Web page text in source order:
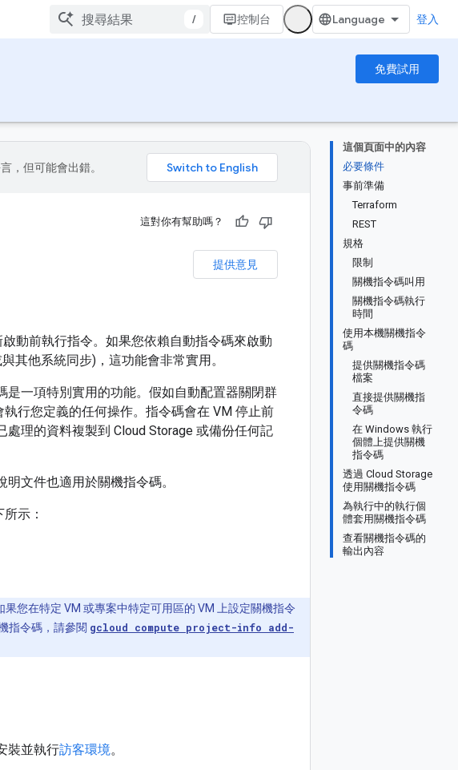
/ 控制台 登入
免費試用
這個頁面中的內容
必要條件
事前準備
Terraform
REST
規格
限制
關機指令碼叫用
關機指令碼執行
時間
使用本機關機指令
碼
提供關機指令碼
檔案
直接提供關機指
令碼
在 Windows 執行
個體上提供關機
指令碼
透過 Cloud Storage
使用關機指令碼
為執行中的執行個
體套用關機指令碼
查看關機指令碼的
輸出內容
，但可能會出錯。
這對你有幫助嗎？
提供意見
動前執行指令。如果您依賴自動指令碼來啟動
其他系統同步)，這功能會非常實用。
是一項特別實用的功能。假如自動配置器關閉群
行您定義的任何操作。指令碼會在 VM 停止前
理的資料複製到 Cloud Storage 或備份任何記
明文件也適用於關機指令碼。
示：
您在特定 VM 或專案中特定可用區的 VM 上設定關機指令
指令碼，請參閱 gcloud compute project-info add-
裝並執行訪客環境。